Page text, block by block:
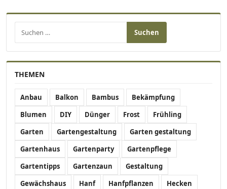
Suchen nach:
THEMEN
Anbau Balkon Bambus
Bekämpfung
Blumen
DIY Dünger Frost
Frühling
Garten
Gartengestaltung
Garten gestaltung
Gartenhaus
Gartenparty
Gartenpflege
Gartentipps
Gartenzaun
Gestaltung
Gewächshaus
Hanf Hanfpflanzen
Hecken